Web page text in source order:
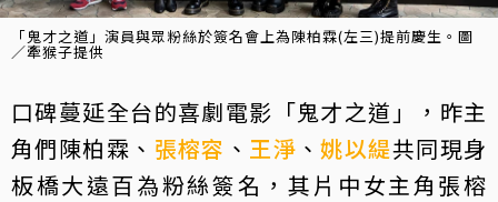
「鬼才之道」演員與眾粉絲於簽名會上為陳柏霖(左三)提前慶生。圖
／牽猴子提供
口碑蔓延全台的喜劇電影「鬼才之道」，昨主
角們陳柏霖、 張榕容 、 王淨 、姚以緹共同現身
板橋大遠百為粉絲簽名，其片中女主角張榕